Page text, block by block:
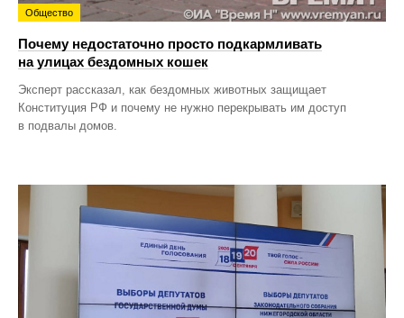
Общество
Почему недостаточно просто подкармливать
на улицах бездомных кошек
Эксперт рассказал, как бездомных животных защищает
Конституция РФ и почему не нужно перекрывать им доступ
в подвалы домов.